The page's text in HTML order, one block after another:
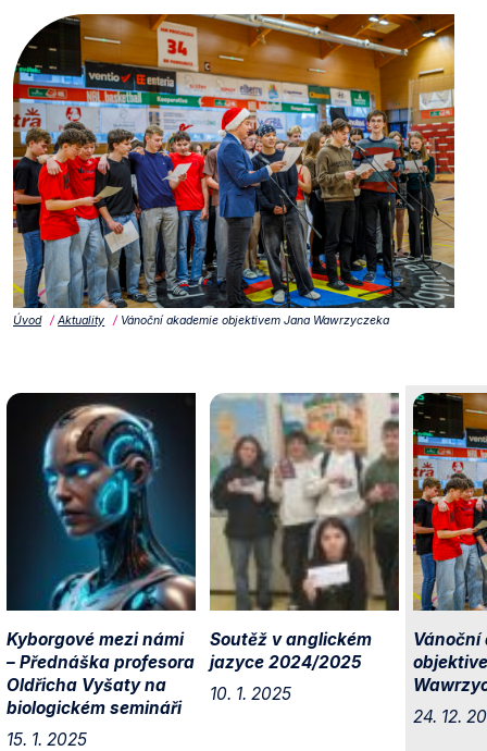
Úvod Aktuality Vánoční akademie objektivem Jana Wawrzyczeka
Kyborgové mezi námi
– Přednáška profesora
Oldřicha Vyšaty na
biologickém semináři
15. 1. 2025
Soutěž v anglickém
jazyce 2024/2025
10. 1. 2025
Vánoční
24. 12.